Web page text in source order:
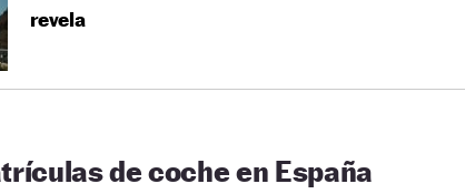
revela
de coche en España